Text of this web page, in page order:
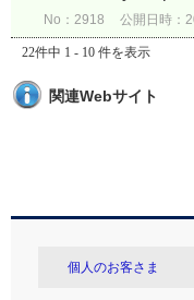
No：2918 公開日時：
22件中 1 - 10 件を表示
関連Webサイト
個人のお客さま